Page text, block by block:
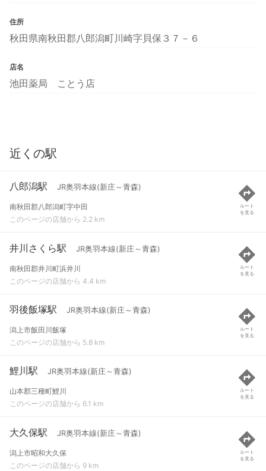
住所
秋田県南秋田郡八郎潟町川崎字貝保３７－６
店名
池田薬局 ことう店
近くの駅
八郎潟駅 JR奥羽本線(新庄～青森)
南秋田郡八郎潟町字中田
このページの店舗から 2.2 km
ルート
を見る
井川さくら駅 JR奥羽本線(新庄～青森)
南秋田郡井川町浜井川
このページの店舗から 4.4 km
ルート
を見る
羽後飯塚駅 JR奥羽本線(新庄～青森)
潟上市飯田川飯塚
このページの店舗から 5.8 km
ルート
を見る
鯉川駅 JR奥羽本線(新庄～青森)
山本郡三種町鯉川
このページの店舗から 6.1 km
ルート
を見る
大久保駅 JR奥羽本線(新庄～青森)
潟上市昭和大久保
このページの店舗から 9 km
ルート
を見る